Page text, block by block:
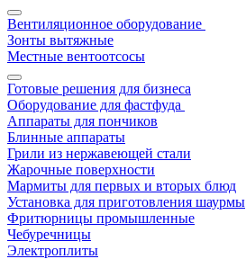
Вентиляционное оборудование
Зонты вытяжные
Местные вентоотсосы
Готовые решения для бизнеса
Оборудование для фастфуда
Аппараты для пончиков
Блинные аппараты
Грили из нержавеющей стали
Жарочные поверхности
Мармиты для первых и вторых блюд
Установка для приготовления шаурмы
Фритюрницы промышленные
Чебуречницы
Электроплиты